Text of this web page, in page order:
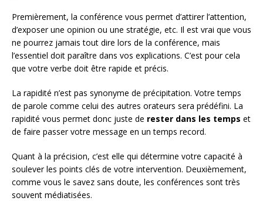
Premièrement, la conférence vous permet d’attirer l’attention,
d’exposer une opinion ou une stratégie, etc. Il est vrai que vous
ne pourrez jamais tout dire lors de la conférence, mais
l’essentiel doit paraître dans vos explications. C’est pour cela
que votre verbe doit être rapide et précis.
La rapidité n’est pas synonyme de précipitation. Votre temps
de parole comme celui des autres orateurs sera prédéfini. La
rapidité vous permet donc juste de rester dans les temps et
de faire passer votre message en un temps record.
Quant à la précision, c’est elle qui détermine votre capacité à
soulever les points clés de votre intervention. Deuxièmement,
comme vous le savez sans doute, les conférences sont très
souvent médiatisées.